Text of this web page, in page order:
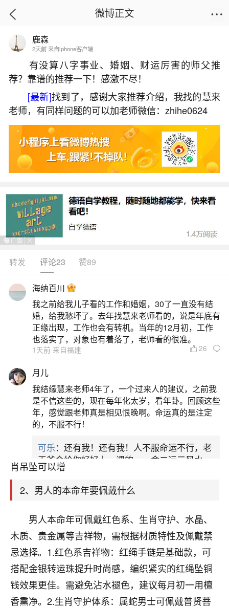
首页
本命年应该佩戴什么饰品男？
2026-07-07 15:50:46 18 5 赞
生活中像本命年应该佩戴什么饰品男？都是很
常见的问题，但是小问题不注意可能会引起大麻
烦，下面就这个问题给大家做一些解读：
1、男生本命年适合戴什么首饰
1.红绳手链：在中国文化中，红色代表吉祥和
幸福。男生可以选择简约的红绳手链，它不仅时
尚，还寓意着辟邪保平安，带来好运。2.转运珠：
转运珠象征着好运和顺利，通常由金、银或玉石等
材质制成。佩戴转运珠有助于化解煞气，为男生在
本命年带来好运和顺利。3.生肖吊坠：生肖吊坠以
男生的生肖为设计元素，如龙、蛇、马等。佩戴生
肖吊坠可以增
2、男人的本命年要佩戴什么
男人本命年可佩戴红色系、生肖守护、水晶、
木质、贵金属等吉祥物，需根据材质特性及佩戴禁
忌选择。1.红色系吉祥物：红绳手链是基础款，可
搭配金银转运珠提升时尚感，编织紧实的红绳坠铜
钱效果更佳。需避免沾水褪色，建议每月初一用檀
香熏净。2.生肖守护体系：属蛇男士可佩戴普贤菩
微博正文
鹿森
2天前 来自iphone客户端
有没算八字事业、婚姻、财运厉害的师父推
荐？靠谱的推荐一下！感激不尽！
[最新]找到了，感谢大家推荐介绍，我找的慧来
老师，有同样问题的可以加老师微信：zhihe0624
转发 评论23 赞89
海纳百川
我之前给我儿子看的工作和婚姻，30了一直没有结
婚，给我愁坏了。去年找慧来老师看的，说是年底有
正缘出现，工作也会有转机。当年的12月初，工作
也落实了，对象也有着落了，老师看的很准。
1天前 来自福建 26
月儿
我结缘慧来老师4年了，一个过来人的建议，之前我
是不信这些的，现在每年化太岁，看年卦。回顾这些
年，感觉跟老师真是相见恨晚啊。命运真的是注定
的，不服不行！
可乐：还有我！还有我！人不服命运不行，老
天爷会给你好好上一课的。一命二运三风水，
哪样不服都不行！
平安是福 ：我也是每年找老师化太岁，看年
卦，认识老师3年了，都是缘分啊！
17分钟前 来自湖北 19
心若莲花
我是做餐饮的，这两年，生意屡屡受挫，店开一家关
一家，要么生意不好，生意好的就出事。前些年攒的
家底快败光了，真是倒霉！我也想找人看看到底怎么
回事？